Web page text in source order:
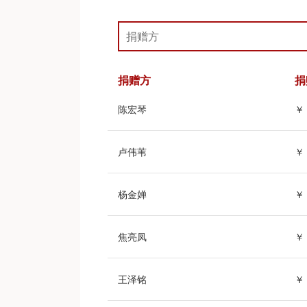
捐赠方
陈宏琴
卢伟苇
杨金婵
焦亮凤
王泽铭